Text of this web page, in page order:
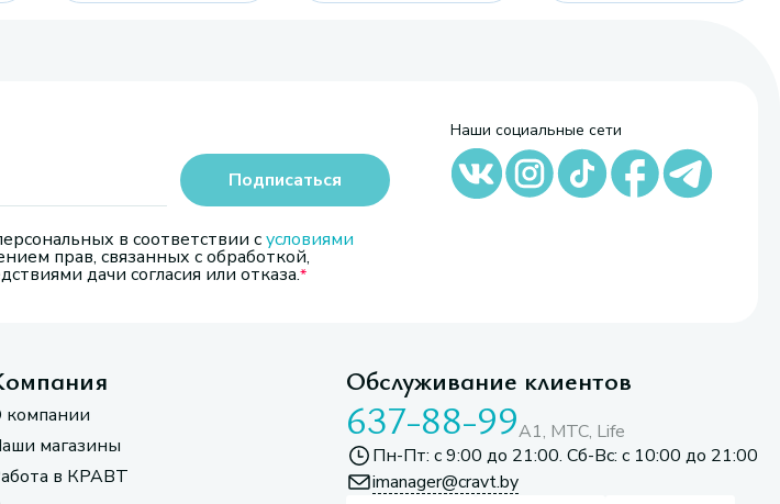
в соответствии сусловиями
прав, связанных с обработкой,
дачи согласия или отказа.
Подписаться
Наши социальные сети
компании
магазины
в КРАВТ
Обслуживание клиентов
637-88-99A1, МТС, Life
Пн-Пт: с 9:00 до 21:00. Сб-Вс: с 10:00 до 21:00
imanager@cravt.by